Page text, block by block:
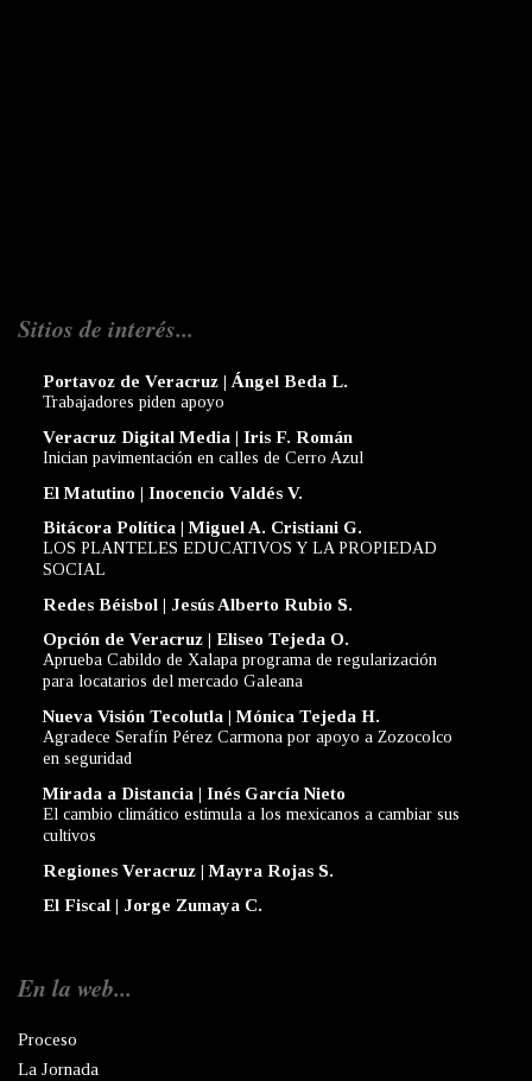
Sitios de interés...
Portavoz de Veracruz | Ángel Beda L.
Trabajadores piden apoyo
Veracruz Digital Media | Iris F. Román
Inician pavimentación en calles de Cerro Azul
El Matutino | Inocencio Valdés V.
Bitácora Política | Miguel A. Cristiani G.
LOS PLANTELES EDUCATIVOS Y LA PROPIEDAD
SOCIAL
Redes Béisbol | Jesús Alberto Rubio S.
Opción de Veracruz | Eliseo Tejeda O.
Aprueba Cabildo de Xalapa programa de regularización
para locatarios del mercado Galeana
Nueva Visión Tecolutla | Mónica Tejeda H.
Agradece Serafín Pérez Carmona por apoyo a Zozocolco
en seguridad
Mirada a Distancia | Inés García Nieto
El cambio climático estimula a los mexicanos a cambiar sus
cultivos
Regiones Veracruz | Mayra Rojas S.
El Fiscal | Jorge Zumaya C.
En la web...
Proceso
La Jornada